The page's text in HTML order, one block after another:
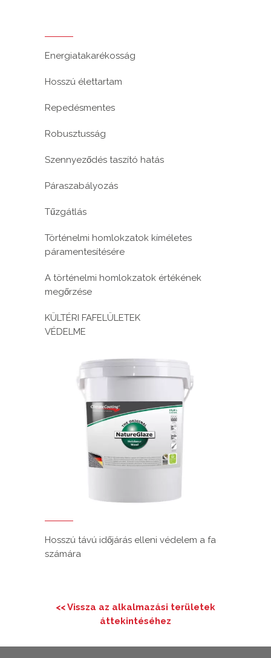
Energiatakarékosság
Hosszú élettartam
Repedésmentes
Robusztusság
Szennyeződés taszító hatás
Páraszabályozás
Tűzgátlás
Történelmi homlokzatok kíméletes
páramentesítésére
A történelmi homlokzatok értékének
megőrzése
KÜLTÉRI FAFELÜLETEK
VÉDELME
Hosszú távú időjárás elleni védelem a fa
számára
<< Vissza az alkalmazási területek
áttekintéséhez